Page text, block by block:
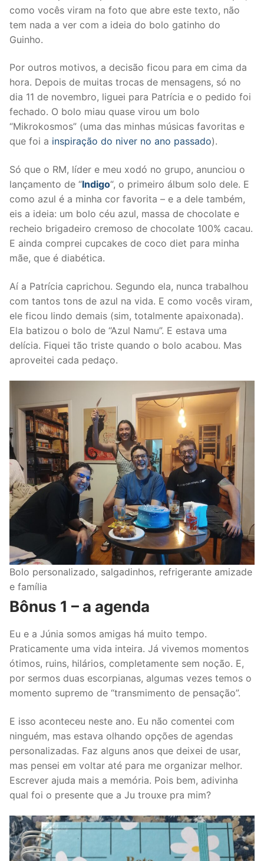
como vocês viram na foto que abre este texto, não
tem nada a ver com a ideia do bolo gatinho do
Guinho.
Por outros motivos, a decisão ficou para em cima da
hora. Depois de muitas trocas de mensagens, só no
dia 11 de novembro, liguei para Patrícia e o pedido foi
fechado. O bolo miau quase virou um bolo
“Mikrokosmos” (uma das minhas músicas favoritas e
que foi a inspiração do niver no ano passado).
Só que o RM, líder e meu xodó no grupo, anunciou o
lançamento de “Indigo“, o primeiro álbum solo dele. E
como azul é a minha cor favorita – e a dele também,
eis a ideia: um bolo céu azul, massa de chocolate e
recheio brigadeiro cremoso de chocolate 100% cacau.
E ainda comprei cupcakes de coco diet para minha
mãe, que é diabética.
Aí a Patrícia caprichou. Segundo ela, nunca trabalhou
com tantos tons de azul na vida. E como vocês viram,
ele ficou lindo demais (sim, totalmente apaixonada).
Ela batizou o bolo de “Azul Namu”. E estava uma
delícia. Fiquei tão triste quando o bolo acabou. Mas
aproveitei cada pedaço.
Bolo personalizado, salgadinhos, refrigerante amizade
e família
Bônus 1 – a agenda
Eu e a Júnia somos amigas há muito tempo.
Praticamente uma vida inteira. Já vivemos momentos
ótimos, ruins, hilários, completamente sem noção. E,
por sermos duas escorpianas, algumas vezes temos o
momento supremo de “transmimento de pensação”.
E isso aconteceu neste ano. Eu não comentei com
ninguém, mas estava olhando opções de agendas
personalizadas. Faz alguns anos que deixei de usar,
mas pensei em voltar até para me organizar melhor.
Escrever ajuda mais a memória. Pois bem, adivinha
qual foi o presente que a Ju trouxe pra mim?